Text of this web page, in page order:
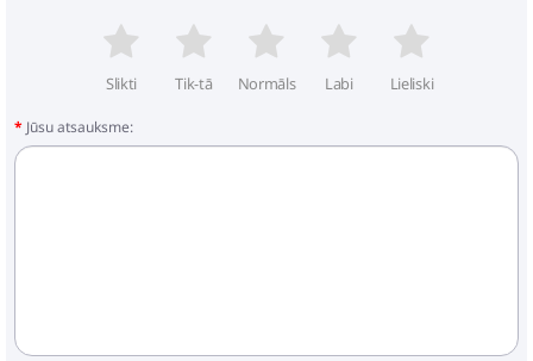
Slikti Tik-tā Normāls Labi Lieliski
Jūsu atsauksme: